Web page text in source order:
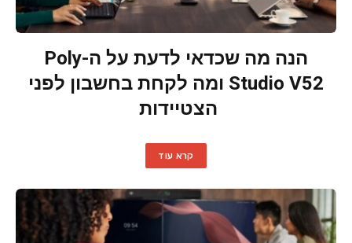
הנה מה שכדאי לדעת על ה-Poly
Studio V52 ומה לקחת בחשבון לפני
הצטיידות
קרא עוד